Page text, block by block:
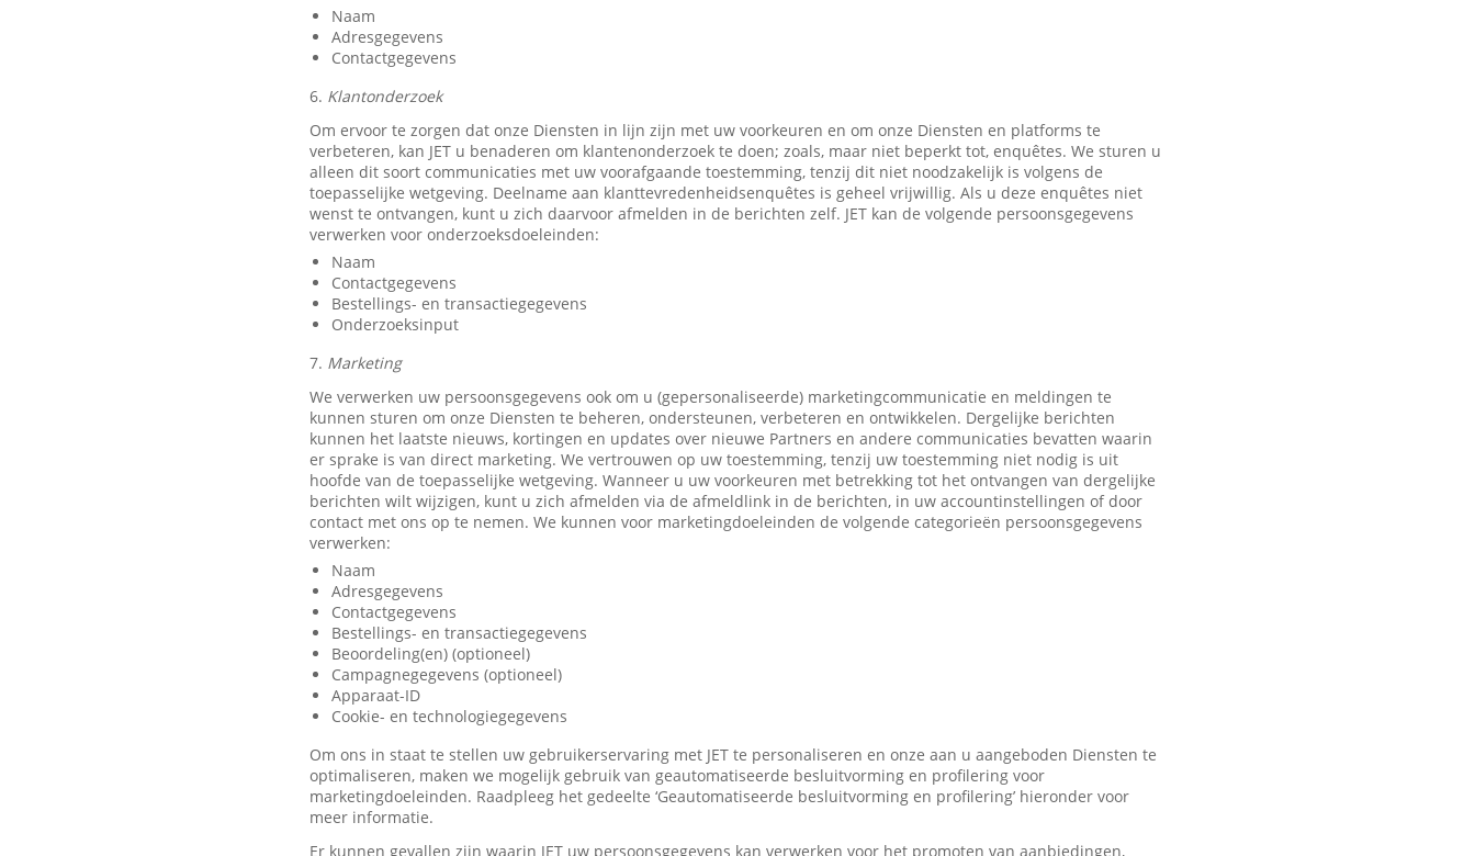
Naam
Adresgegevens
Contactgegevens
6. Klantonderzoek
Om ervoor te zorgen dat onze Diensten in lijn zijn met uw voorkeuren en om onze Diensten en platforms te
verbeteren, kan JET u benaderen om klantenonderzoek te doen; zoals, maar niet beperkt tot, enquêtes. We sturen u
alleen dit soort communicaties met uw voorafgaande toestemming, tenzij dit niet noodzakelijk is volgens de
toepasselijke wetgeving. Deelname aan klanttevredenheidsenquêtes is geheel vrijwillig. Als u deze enquêtes niet
wenst te ontvangen, kunt u zich daarvoor afmelden in de berichten zelf. JET kan de volgende persoonsgegevens
verwerken voor onderzoeksdoeleinden:
Naam
Contactgegevens
Bestellings- en transactiegegevens
Onderzoeksinput
7. Marketing
We verwerken uw persoonsgegevens ook om u (gepersonaliseerde) marketingcommunicatie en meldingen te
kunnen sturen om onze Diensten te beheren, ondersteunen, verbeteren en ontwikkelen. Dergelijke berichten
kunnen het laatste nieuws, kortingen en updates over nieuwe Partners en andere communicaties bevatten waarin
er sprake is van direct marketing. We vertrouwen op uw toestemming, tenzij uw toestemming niet nodig is uit
hoofde van de toepasselijke wetgeving. Wanneer u uw voorkeuren met betrekking tot het ontvangen van dergelijke
berichten wilt wijzigen, kunt u zich afmelden via de afmeldlink in de berichten, in uw accountinstellingen of door
contact met ons op te nemen. We kunnen voor marketingdoeleinden de volgende categorieën persoonsgegevens
verwerken:
Naam
Adresgegevens
Contactgegevens
Bestellings- en transactiegegevens
Beoordeling(en) (optioneel)
Campagnegegevens (optioneel)
Apparaat-ID
Cookie- en technologiegegevens
Om ons in staat te stellen uw gebruikerservaring met JET te personaliseren en onze aan u aangeboden Diensten te
optimaliseren, maken we mogelijk gebruik van geautomatiseerde besluitvorming en profilering voor
marketingdoeleinden. Raadpleeg het gedeelte ‘Geautomatiseerde besluitvorming en profilering’ hieronder voor
meer informatie.
Er kunnen gevallen zijn waarin JET uw persoonsgegevens kan verwerken voor het promoten van aanbiedingen,